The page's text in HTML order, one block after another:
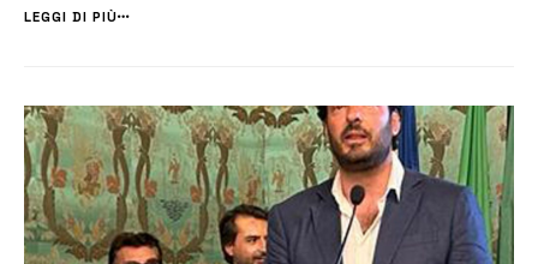
coinvolgimento personale nella vicenda. Con un comunicato, il
LEGGI DI PIÙ